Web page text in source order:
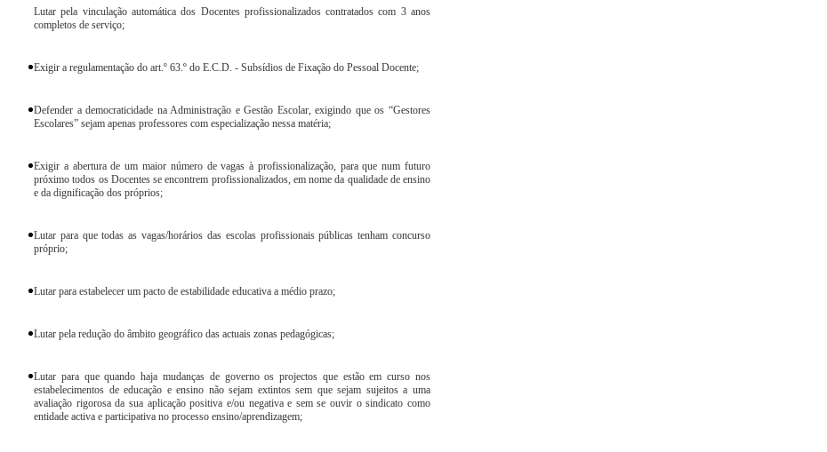
Lutar pela vinculação automática dos Docentes profissionalizados contratados com 3 anos
completos de serviço;
Exigir a regulamentação do art.º 63.º do E.C.D. - Subsídios de Fixação do Pessoal Docente;
Defender a democraticidade na Administração e Gestão Escolar, exigindo que os “Gestores
Escolares” sejam apenas professores com especialização nessa matéria;
Exigir a abertura de um maior número de vagas à profissionalização, para que num futuro
próximo todos os Docentes se encontrem profissionalizados, em nome da qualidade de ensino
e da dignificação dos próprios;
Lutar para que todas as vagas/horários das escolas profissionais públicas tenham concurso
próprio;
Lutar para estabelecer um pacto de estabilidade educativa a médio prazo;
Lutar pela redução do âmbito geográfico das actuais zonas pedagógicas;
Lutar para que quando haja mudanças de governo os projectos que estão em curso nos
estabelecimentos de educação e ensino não sejam extintos sem que sejam sujeitos a uma
avaliação rigorosa da sua aplicação positiva e/ou negativa e sem se ouvir o sindicato como
entidade activa e participativa no processo ensino/aprendizagem;